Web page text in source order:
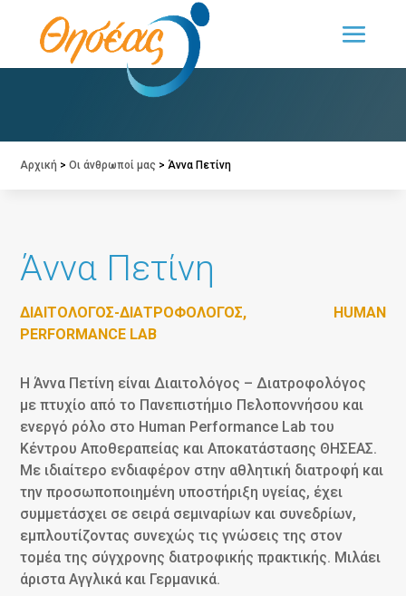
Ο «ΘΗΣΕΑΣ» με μια ματιά
Αρχική >Οι άνθρωποί μας > Άννα Πετίνη
Άννα Πετίνη
ΔΙΑΙΤΟΛΌΓΟΣ-ΔΙΑΤΡΟΦΟΛΌΓΟΣ, HUMAN
PERFORMANCE LAB
Η Άννα Πετίνη είναι Διαιτολόγος – Διατροφολόγος
με πτυχίο από το Πανεπιστήμιο Πελοποννήσου και
ενεργό ρόλο στο Human Performance Lab του
Κέντρου Αποθεραπείας και Αποκατάστασης ΘΗΣΕΑΣ.
Με ιδιαίτερο ενδιαφέρον στην αθλητική διατροφή και
την προσωποποιημένη υποστήριξη υγείας, έχει
συμμετάσχει σε σειρά σεμιναρίων και συνεδρίων,
εμπλουτίζοντας συνεχώς τις γνώσεις της στον
τομέα της σύγχρονης διατροφικής πρακτικής. Μιλάει
άριστα Αγγλικά και Γερμανικά.